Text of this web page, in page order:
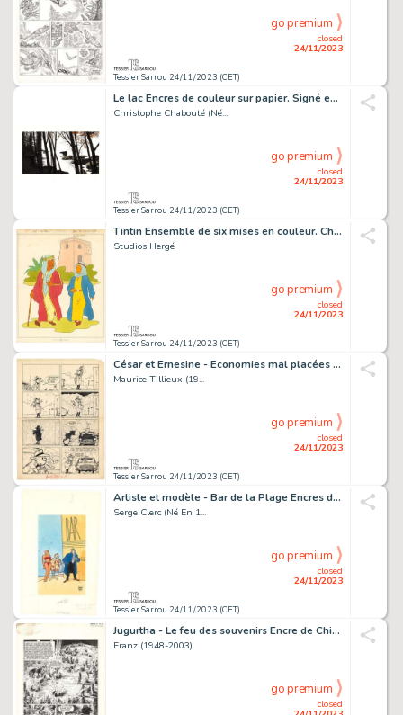
Tessier Sarrou 24/11/2023 (CET)
closed
24/11/2023
go premium
Le lac Encres de couleur sur papier. Signé en bas à...
Christophe Chabouté (Né...
Tessier Sarrou 24/11/2023 (CET)
closed
24/11/2023
go premium
Tintin Ensemble de six mises en couleur. Chacun 18x15...
Studios Hergé
Tessier Sarrou 24/11/2023 (CET)
closed
24/11/2023
go premium
César et Ernesine - Economies mal placées Encre de...
Maurice Tillieux (19...
Tessier Sarrou 24/11/2023 (CET)
closed
24/11/2023
go premium
Artiste et modèle - Bar de la Plage Encres de couleur...
Serge Clerc (Né En 1...
Tessier Sarrou 24/11/2023 (CET)
closed
24/11/2023
go premium
Jugurtha - Le feu des souvenirs Encre de Chine sur...
Franz (1948-2003)
closed
go premium